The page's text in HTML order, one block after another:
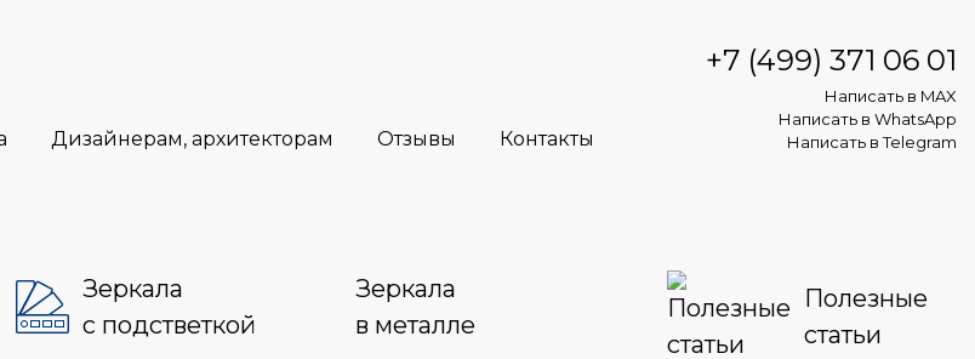
Дизайнерам, архитекторам Отзывы Контакты
+7 (499) 371 06 01
Написать в MAX
Написать в WhatsApp
Написать в Telegram
Зеркала
с подстветкой
Зеркала
в металле
Полезные
статьи